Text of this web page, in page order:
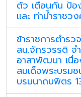
ตัว เตือนกัน ป้
และ ท่าน้ำราชว
ข้าราชการตำร
สน.จักรวรรดิ จ
อาสาพัฒนา เนื่
สมเด็จพระบรม
บรมนาถบพิตร